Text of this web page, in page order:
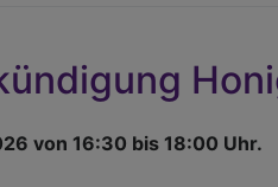
von 16:30 bis 18:00 Uhr.